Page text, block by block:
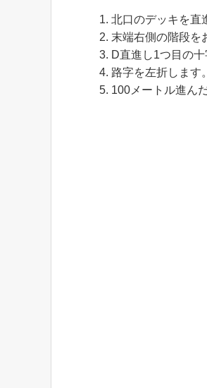
北口のデッキを直
末端右側の階段を
D直進し1つ目の十
路字を左折します。
100メートル進ん